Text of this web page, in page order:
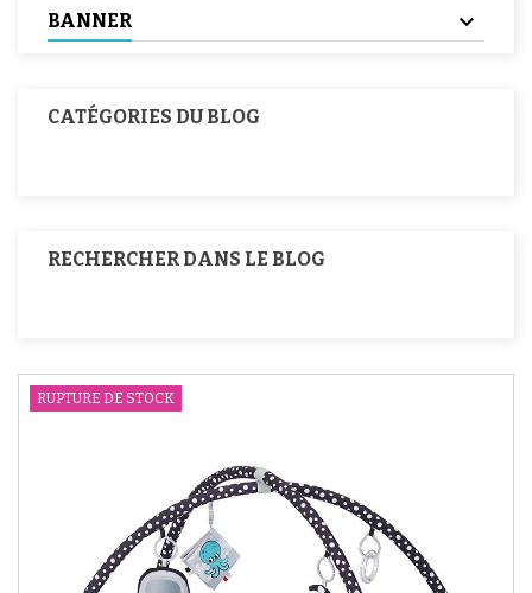
BANNER
CATÉGORIES DU BLOG
RECHERCHER DANS LE BLOG
RUPTURE DE STOCK